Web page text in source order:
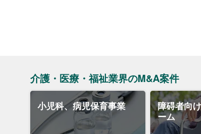
介護・医療・福祉業界のM&A案件
小児科、病児保育事業
障碍者向
ーム